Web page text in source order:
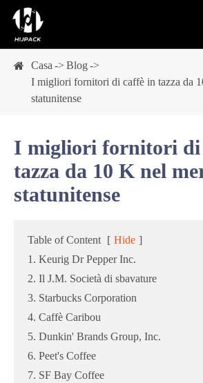
Casa
Blog
I migliori fornitori di caffè in tazza da
statunitense
I migliori fornitori di
tazza da 10 K nel
statunitense
Table of Content [ Hide ]
1. Keurig Dr Pepper Inc.
2. Il J.M. Società di sbavature
3. Starbucks Corporation
4. Caffè Caribou
5. Dunkin' Brands Group, Inc.
6. Peet's Coffee
7. SF Bay Coffee